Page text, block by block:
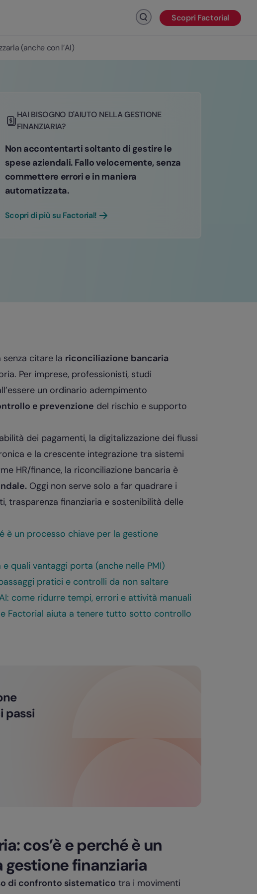
Fai clic per cercare
Scopri Factorial
(anche con l’AI)
HAI BISOGNO D'AIUTO NELLA GESTIONE
FINANZIARIA?
Non accontentarti soltanto di gestire le
spese aziendali. Fallo velocemente, senza
commettere errori e in maniera
automatizzata.
Scopri di più su Factorial!
citare la riconciliazione bancaria
Per imprese, professionisti, studi
un ordinario adempimento
e prevenzione del rischio e supporto
dei pagamenti, la digitalizzazione dei flussi
e la crescente integrazione tra sistemi
HR/finance, la riconciliazione bancaria è
Oggi non serve solo a far quadrare i
trasparenza finanziaria e sostenibilità delle
è un processo chiave per la gestione
quali vantaggi porta (anche nelle PMI)
pratici e controlli da non saltare
come ridurre tempi, errori e attività manuali
Factorial aiuta a tenere tutto sotto controllo
passi
cos’è e perché è un
gestione finanziaria
di confronto sistematico tra i movimenti